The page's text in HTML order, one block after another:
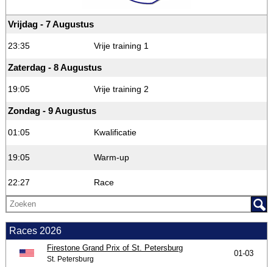
Vrijdag - 7 Augustus
23:35 Vrije training 1
Zaterdag - 8 Augustus
19:05 Vrije training 2
Zondag - 9 Augustus
01:05 Kwalificatie
19:05 Warm-up
22:27 Race
Races 2026
Firestone Grand Prix of St. Petersburg
St. Petersburg
01-03